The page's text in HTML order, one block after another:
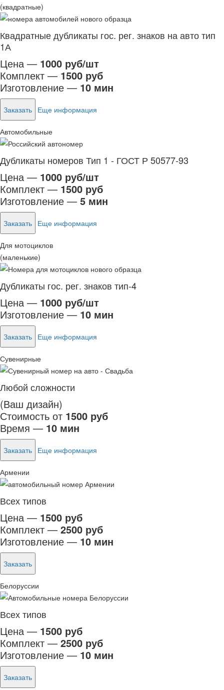
(квадратные)
Квадратные дубликаты гос. рег. знаков на авто тип
1А
Цена — 1000 руб/шт
Комплект — 1500 руб
Изготовление — 10 мин
Заказать Еще информация
Автомобильные
Дубликаты номеров Тип 1 - ГОСТ Р 50577-93
Цена — 1000 руб/шт
Комплект — 1500 руб
Изготовление — 5 мин
Заказать Еще информация
Для мотоциклов
(маленькие)
Дубликаты гос. рег. знаков тип-4
Цена — 1000 руб/шт
Изготовление — 10 мин
Заказать Еще информация
Сувенирные
Любой сложности
(Ваш дизайн)
Стоимость от 1500 руб
Время — 10 мин
Заказать Еще информация
Армении
Всех типов
Цена — 1500 руб
Комплект — 2500 руб
Изготовление — 10 мин
Заказать
Белоруссии
Всех типов
Цена — 1500 руб
Комплект — 2500 руб
Изготовление — 10 мин
Заказать